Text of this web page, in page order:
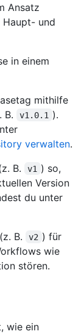
Ansatz
Haupt- und
in einem
mithilfe
B.
v1.0.1 ).
verwalten.
B.
v1 ) so,
Version
du unter
B.
v2 ) für
wie
stören.
wie ein